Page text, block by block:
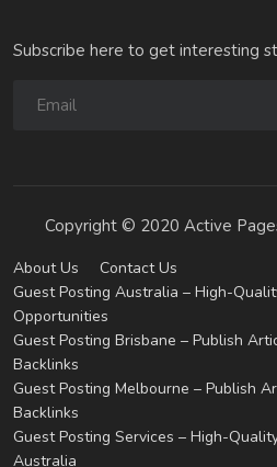
Subscribe here to get interesting
Copyright © 2020 Active
About Us
Contact Us
Guest Posting Australia – High-
Opportunities
Guest Posting Brisbane – Publish
Backlinks
Guest Posting Melbourne – Publish
Backlinks
Guest Posting Services – High-
Australia